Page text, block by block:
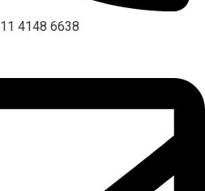
11 4148 6638